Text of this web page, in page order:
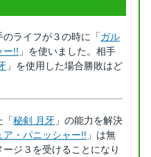
ライフが３の時に「ガル
ー!! 」を使いました。相手
」を使用した場合勝敗はど
「秘剣 月牙 」の能力を解決
ア・パニッシャー!! 」は無
ジ３を受けることになり